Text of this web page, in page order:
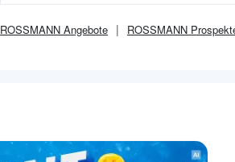
ROSSMANN Angebote ROSSMANN